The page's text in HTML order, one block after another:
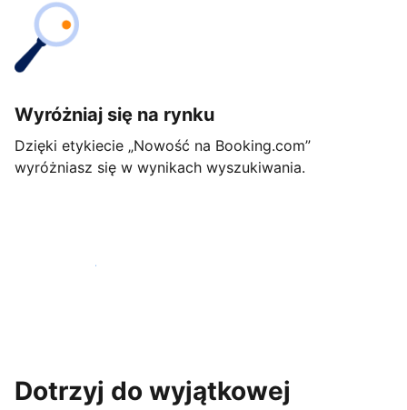
Wyróżniaj się na rynku
Dzięki etykiecie „Nowość na Booking.com”
wyróżniasz się w wynikach wyszukiwania.
Rozpocznij już dziś
Dotrzyj do wyjątkowej